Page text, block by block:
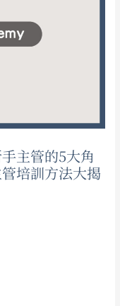
主管的5大角
培訓方法大揭